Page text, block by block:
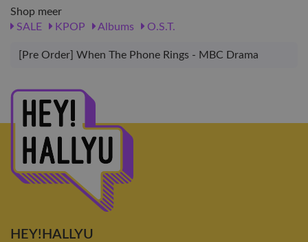
Shop meer
SALE
KPOP Albums O.S.T.
[Pre Order] When The Phone Rings - MBC Drama
HEY!HALLYU